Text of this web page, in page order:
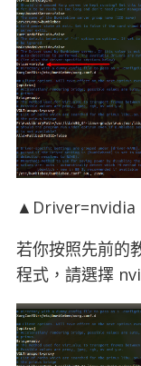
▲Driver=nvidia
若你按照先前的
程式，請選擇